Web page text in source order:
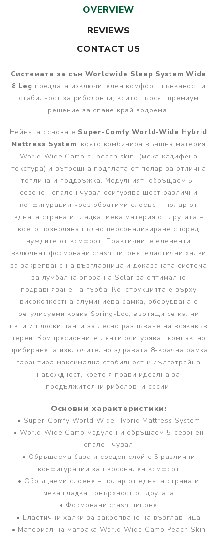
OVERVIEW
REVIEWS
CONTACT US
Системата за сън Worldwide Sleep System Wide
8 Leg предлага изключителен комфорт, гъвкавост и
стабилност за риболовци, които търсят премиум
решение за спане край водоема.
Нейната основа е Super-Comfy World-Wide Hybrid
Mattress System, която комбинира външна материя
World-Wide Camo с „peach skin“ (мека кадифена
текстура) и вътрешна подплата от полар за отлична
топлина и поддръжка. Модулният, обръщаем 5-
сезонен спален чувал осигурява шест различни
конфигурации чрез обратими слоеве – полар от
едната страна и гладка, мека материя от другата –
което позволява пълно персонализиране според
нуждите от комфорт. Практичните елементи
включват формовани crash ципове, еластични халки
за закрепване на възглавница и доказаната система
за лумбална опора на Solar за оптимално
подравняване на гърба. Конструкцията е върху
високоякостна алуминиева рамка, оборудвана с
регулируеми крака Spring-Loc, въртящи се кални
пети и плоски панти за лесно разпъване на всякакъв
терен. Компресионните ленти осигуряват компактно
прибиране, а изключително здравата 8-крачна рамка
гарантира максимална стабилност и дълготрайна
надеждност, което я прави идеална за
продължителни риболовни сесии.
Основни характеристики:
• Super-Comfy World-Wide Hybrid Mattress System
• World-Wide Camo модулен и обръщаем 5-сезонен
спален чувал
• Обръщаема база и среден слой с 6 различни
конфигурации за персонален комфорт
• Обръщаеми слоеве – полар от едната страна и
мека гладка повърхност от другата
• Формовани crash ципове
• Еластични халки за закрепване на възглавница
• Материал на матрака World-Wide Camo Peach Skin